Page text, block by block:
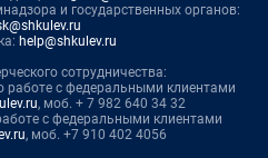
и государственных органов:
help@shkulev.ru
сотрудничества:
с федеральными клиентами
, моб. + 7 982 640 34 32
с федеральными клиентами
, моб. +7 910 402 4056